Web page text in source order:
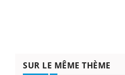
SUR LE MÊME THÈME